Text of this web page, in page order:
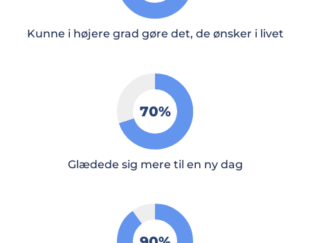
Kunne i højere grad gøre det, de ønsker i livet
70%
Glædede sig mere til en ny dag